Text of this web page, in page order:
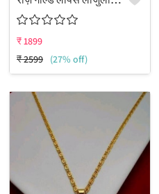
₹1899
₹2599 (27% off)